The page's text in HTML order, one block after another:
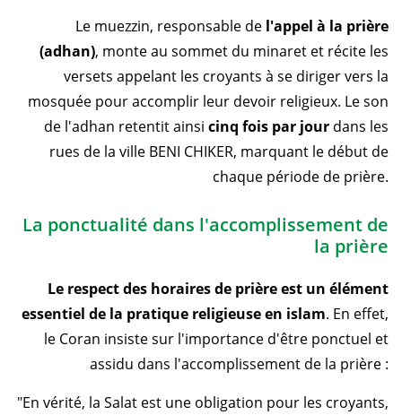
Le muezzin, responsable de l'appel à la prière
(adhan), monte au sommet du minaret et récite les
versets appelant les croyants à se diriger vers la
mosquée pour accomplir leur devoir religieux. Le son
de l'adhan retentit ainsi cinq fois par jour dans les
rues de la ville BENI CHIKER, marquant le début de
chaque période de prière.
La ponctualité dans l'accomplissement de
la prière
Le respect des horaires de prière est un élément
essentiel de la pratique religieuse en islam. En effet,
le Coran insiste sur l'importance d'être ponctuel et
assidu dans l'accomplissement de la prière :
"En vérité, la Salat est une obligation pour les croyants,